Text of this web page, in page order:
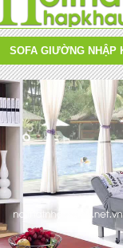
SOFA GIƯỜNG NHẬP